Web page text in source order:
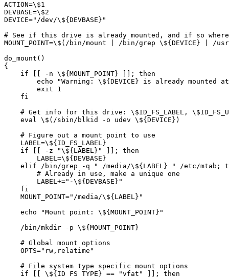
ACTION=\$1
DEVBASE=\$2
DEVICE="/dev/\${DEVBASE}"
# See if this drive is already mounted, and if so where
MOUNT_POINT=\$(/bin/mount | /bin/grep \${DEVICE}
do_mount()
{
    if [[ -n \${MOUNT_POINT} ]]; then
echo "Warning: \${DEVICE} is already mounted
        exit 1
    fi
# Get info for this drive: \$ID_FS_LABEL,
    eval \$(/sbin/blkid -o udev \${DEVICE})
    # Figure out a mount point to use
    LABEL=\${ID_FS_LABEL}
    if [[ -z "\${LABEL}" ]]; then
        LABEL=\${DEVBASE}
elif /bin/grep -q " /media/\${LABEL} " /etc/mtab;
        # Already in use, make a unique one
        LABEL+="-\${DEVBASE}"
    fi
    MOUNT_POINT="/media/\${LABEL}"
    echo "Mount point: \${MOUNT_POINT}"
    /bin/mkdir -p \${MOUNT_POINT}
    # Global mount options
    OPTS="rw,relatime"
    # File system type specific mount options
    if [[ \${ID_FS_TYPE} == "vfat" ]]; then